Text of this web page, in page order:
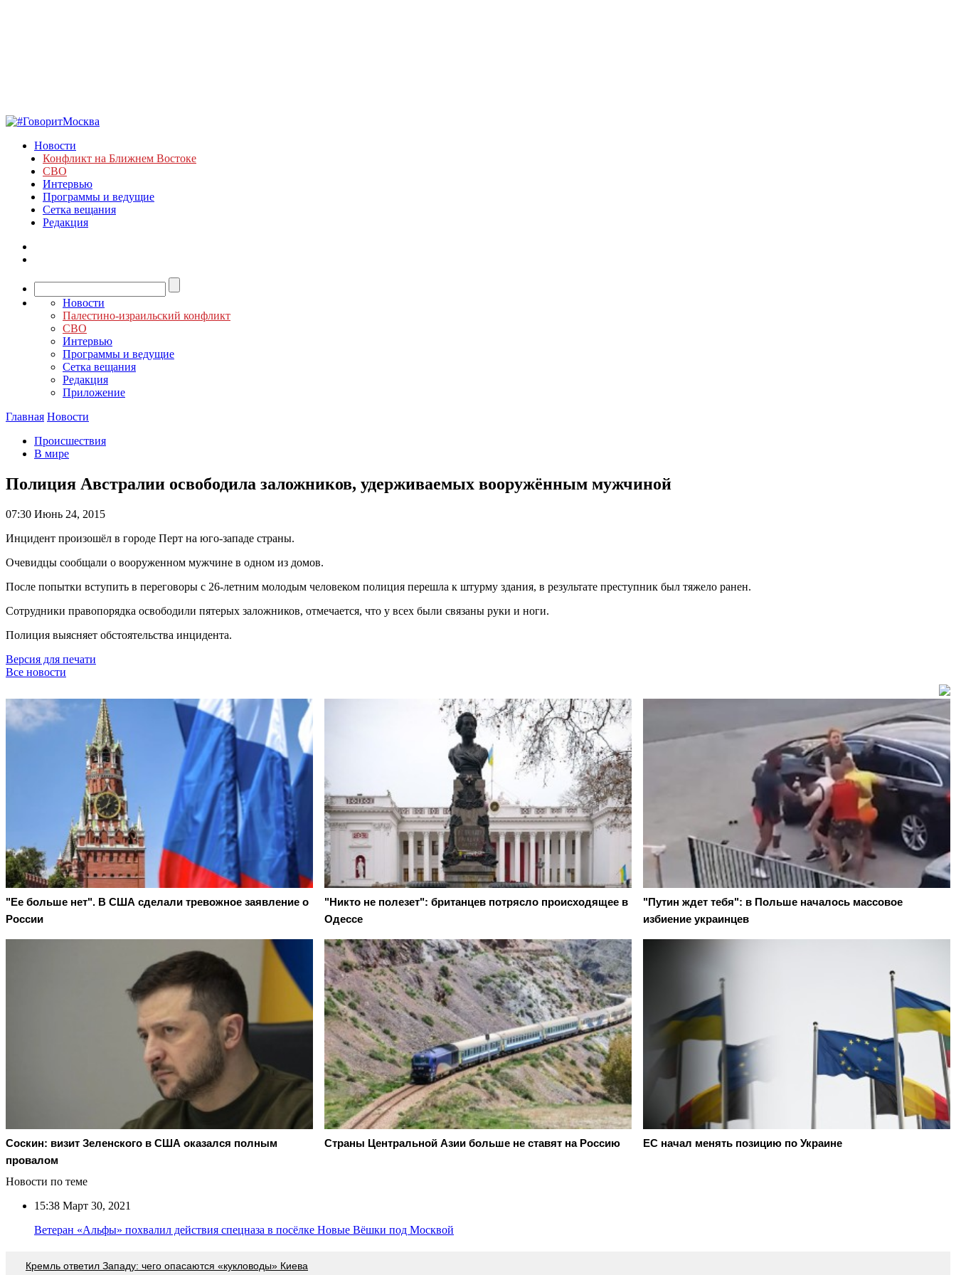
Новости
Конфликт на Ближнем Востоке
СВО
Интервью
Программы и ведущие
Сетка вещания
Редакция
Новости
Палестино-израильский конфликт
СВО
Интервью
Программы и ведущие
Сетка вещания
Редакция
Приложение
Главная Новости
Происшествия
В мире
Полиция Австралии освободила заложников, удерживаемых вооружённым мужчиной
07:30 Июнь 24, 2015
Инцидент произошёл в городе Перт на юго-западе страны.
Очевидцы сообщали о вооруженном мужчине в одном из домов.
После попытки вступить в переговоры с 26-летним молодым человеком полиция перешла к штурму здания, в результате преступник был тяжело ранен.
Сотрудники правопорядка освободили пятерых заложников, отмечается, что у всех были связаны руки и ноги.
Полиция выясняет обстоятельства инцидента.
Версия для печати
Все новости
"Ее больше нет". В США сделали тревожное заявление о
России
"Никто не полезет": британцев потрясло происходящее в
Одессе
"Путин ждет тебя": в Польше началось массовое
избиение украинцев
Соскин: визит Зеленского в США оказался полным
провалом
Страны Центральной Азии больше не ставят на Россию ЕС начал менять позицию по Украине
Новости по теме
15:38 Март 30, 2021
Ветеран «Альфы» похвалил действия спецназа в посёлке Новые Вёшки под Москвой
Кремль ответил Западу: чего опасаются «кукловоды» Киева